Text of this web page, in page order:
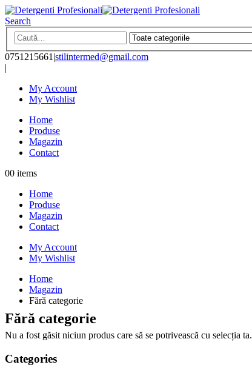
Search
0751215661 |stilintermed@gmail.com
|
My Account
My Wishlist
Home
Produse
Magazin
Contact
00 items
Home
Produse
Magazin
Contact
My Account
My Wishlist
Home
Magazin
Fără categorie
Fără categorie
Nu a fost găsit niciun produs care să se potrivească cu selecția ta.
Categories